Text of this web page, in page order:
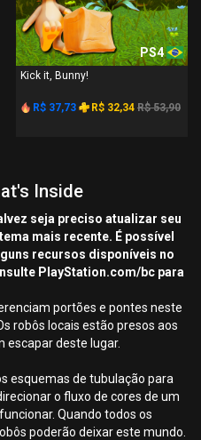
PS4
Kick it, Bunny!
R$ 37,73 R$ 32,34 R$ 53,90
Inside
seja preciso atualizar seu
mais recente. É possível
recursos disponíveis no
PlayStation.com/bc para
portões e pontes neste
robôs locais estão presos aos
escapar deste lugar.
esquemas de tubulação para
o fluxo de cores de um
Quando todos os
poderão deixar este mundo.